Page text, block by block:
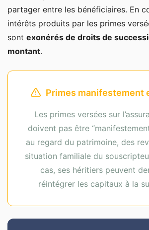
partager entre les bénéficiaires. En
intérêts produits par les primes
sont exonérés de droits de
montant.
Primes manifestement
Les primes versées sur
doivent pas être
au regard du patrimoine, des
situation familiale du
cas, ses héritiers peuvent
réintégrer les capitaux à la